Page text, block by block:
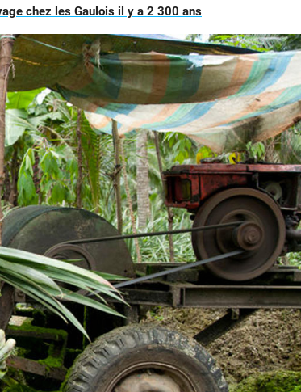
chez les Gaulois il y a 2 300 ans